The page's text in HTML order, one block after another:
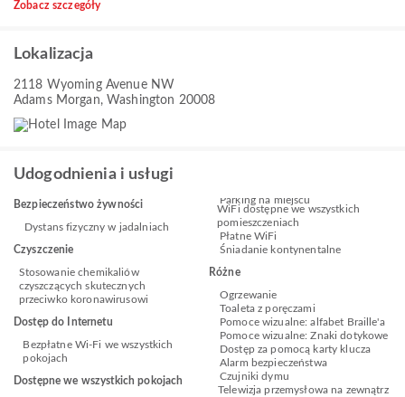
Zobacz szczegóły
Lokalizacja
2118 Wyoming Avenue NW
Adams Morgan, Washington 20008
Udogodnienia i usługi
Bezpieczeństwo żywności
Dystans fizyczny w jadalniach
Czyszczenie
Stosowanie chemikaliów
czyszczących skutecznych
przeciwko koronawirusowi
Dostęp do Internetu
Bezpłatne Wi-Fi we wszystkich
pokojach
Dostępne we wszystkich pokojach
Parking na miejscu
WiFi dostępne we wszystkich
pomieszczeniach
Płatne WiFi
Śniadanie kontynentalne
Różne
Ogrzewanie
Toaleta z poręczami
Pomoce wizualne: alfabet Braille'a
Pomoce wizualne: Znaki dotykowe
Dostęp za pomocą karty klucza
Alarm bezpieczeństwa
Czujniki dymu
Telewizja przemysłowa na zewnątrz